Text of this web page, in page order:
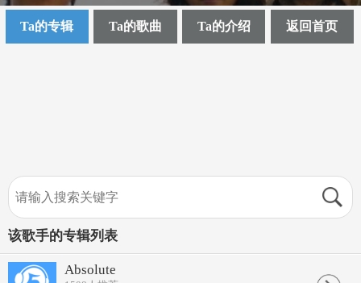
Ta的专辑 Ta的歌曲 Ta的介绍 返回首页
该歌手的专辑列表
Absolute